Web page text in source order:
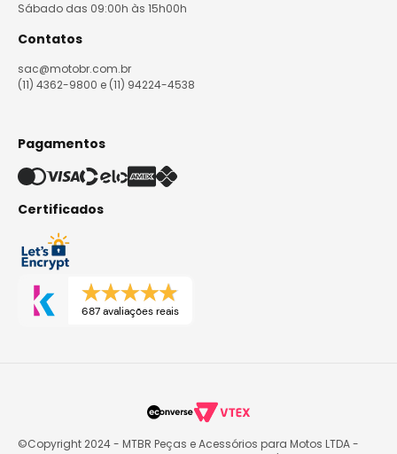
Sábado das 09:00h às 15h00h
Contatos
sac@motobr.com.br
(11) 4362-9800 e (11) 94224-4538
Pagamentos
Certificados
687 avaliações reais
©Copyright 2024 - MTBR Peças e Acessórios para Motos LTDA -